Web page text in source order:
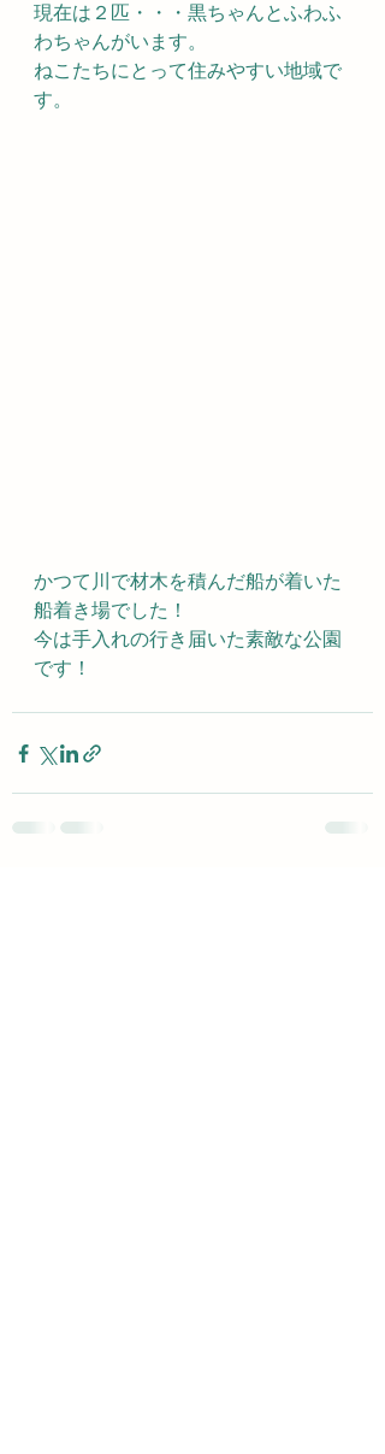
現在は２匹・・・黒ちゃんとふわふ
わちゃんがいます。
ねこたちにとって住みやすい地域で
す。
かつて川で材木を積んだ船が着いた
船着き場でした！
今は手入れの行き届いた素敵な公園
です！